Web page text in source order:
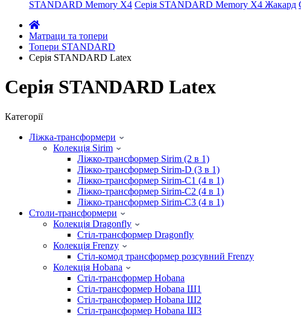
STANDARD Memory X4 Серія STANDARD Memory X4 Жакард
Матраци та топери
Топери STANDARD
Серія STANDARD Latex
Серія STANDARD Latex
Категорії
Ліжка-трансформери
Колекція Sirim
Ліжко-трансформер Sirim (2 в 1)
Ліжко-трансформер Sirim-D (3 в 1)
Ліжко-трансформер Sirim-C1 (4 в 1)
Ліжко-трансформер Sirim-C2 (4 в 1)
Ліжко-трансформер Sirim-C3 (4 в 1)
Столи-трансформери
Колекція Dragonfly
Стіл-трансформер Dragonfly
Колекція Frenzy
Стіл-комод трансформер розсувний Frenzy
Колекція Hobana
Стіл-трансформер Hobana
Стіл-трансформер Hobana Ш1
Стіл-трансформер Hobana Ш2
Стіл-трансформер Hobana Ш3